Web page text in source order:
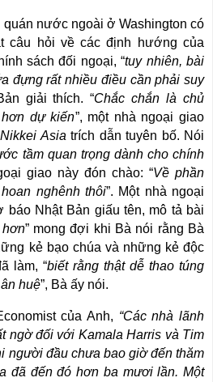
quán nước ngoài ở Washington có
câu hỏi về các định hướng của
sách đối ngoại, “tuy nhiên, bài
đựng rất nhiều điều cần phải suy
giải thích. “Chắc chắn là chủ
dự kiến”, một nhà ngoại giao
Nikkei Asiatrích dẫn tuyên bố. Nói
tầm quan trọng dành cho chính
giao này đón chào: “Về phần
nghênh thôi”. Một nhà ngoại
báo Nhật Bản giấu tên, mô tả bài
” mong đợi khi Bà nói rằng Bà
kẻ bạo chúa và những kẻ độc
làm, “biết rằng thật dễ thao túng
huệ”, Bà ấy nói.
của Anh, “Các nhà lãnh
ngờ đối với Kamala Harris và Tim
người đầu chưa bao giờ đến thăm
đã đến đó hơn ba mươi lần. Một